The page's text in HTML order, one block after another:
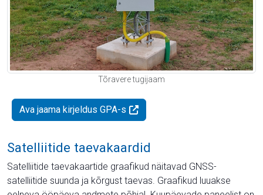
Tõravere tugijaam
Ava jaama kirjeldus GPA-s
Satelliitide taevakaardid
Satelliitide taevakaartide graafikud näitavad GNSS-
satelliitide suunda ja kõrgust taevas. Graafikud luuakse